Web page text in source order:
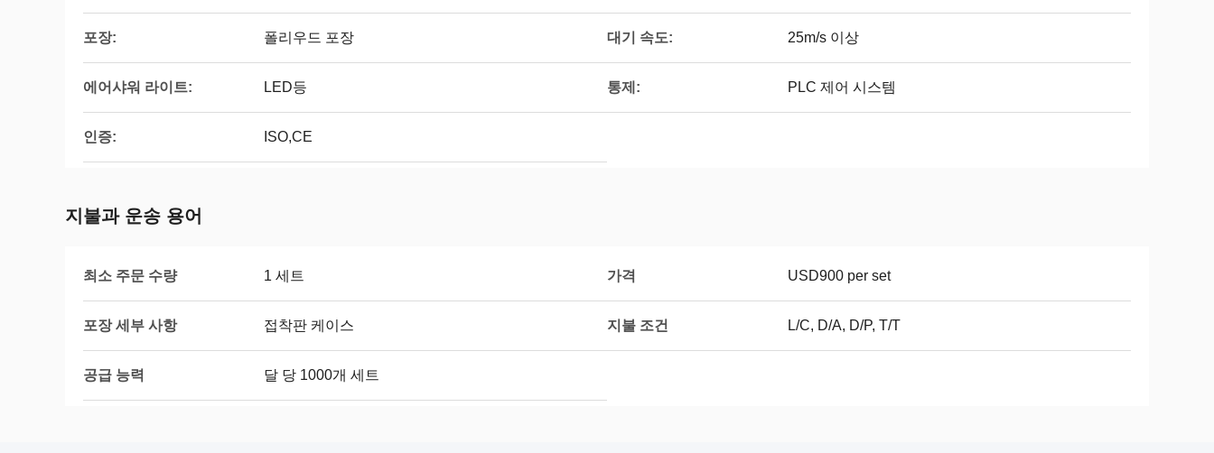
포장: 폴리우드 포장 대기 속도: 25m/s 이상
에어샤워 라이트: LED등 통제: PLC 제어 시스템
인증: ISO,CE
지불과 운송 용어
최소 주문 수량 1 세트 가격 USD900 per set
포장 세부 사항 접착판 케이스 지불 조건 L/C, D/A, D/P, T/T
공급 능력 달 당 1000개 세트